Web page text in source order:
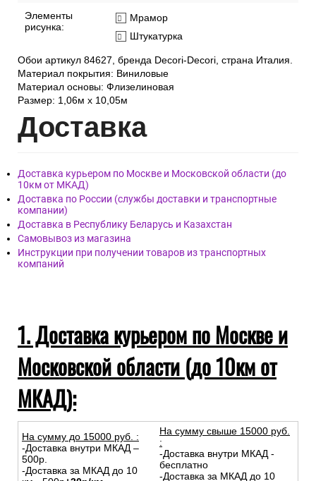
Элементы
рисунка:
Мрамор
Штукатурка
Обои артикул 84627, бренда Decori-Decori, страна Италия.
Материал покрытия: Виниловые
Материал основы: Флизелиновая
Размер: 1,06м х 10,05м
Доставка
Доставка курьером по Москве и Московской области (до
10км от МКАД)
Доставка по России (службы доставки и транспортные
компании)
Доставка в Республику Беларусь и Казахстан
Самовывоз из магазина
Инструкции при получении товаров из транспортных
компаний
1. Доставка курьером по Москве и
Московской области (до 10км от
МКАД):
На сумму до 15000 руб. :
-Доставка внутри МКАД –
500р.
-Доставка за МКАД до 10
На сумму свыше 15000 руб.
:
-Доставка внутри МКАД -
бесплатно
-Доставка за МКАД до 10